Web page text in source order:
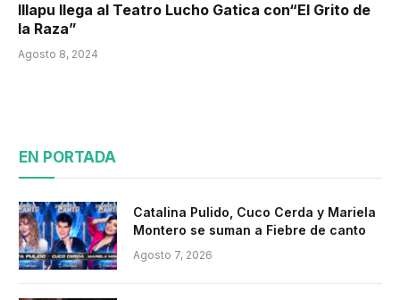
Illapu llega al Teatro Lucho Gatica con“El Grito de
la Raza”
Agosto 8, 2024
EN PORTADA
Catalina Pulido, Cuco Cerda y Mariela
Montero se suman a Fiebre de canto
Agosto 7, 2026